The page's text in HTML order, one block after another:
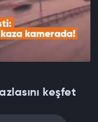
kamerada!
keşfet